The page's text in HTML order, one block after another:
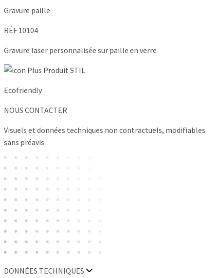
Gravure paille
RÉF 10104
Gravure laser personnalisée sur paille en verre
Ecofriendly
NOUS CONTACTER
Visuels et données techniques non contractuels, modifiables
sans préavis
DONNÉES TECHNIQUES